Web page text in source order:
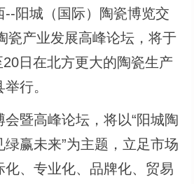
--阳城（国际）陶瓷博览交
瓷产业发展高峰论坛，将于
日在北方更大的陶瓷生产
行。
暨高峰论坛，将以“阳城陶
赢未来”为主题，立足市场
化、专业化、品牌化、贸易